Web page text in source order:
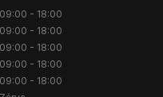
09:00 - 18:00
09:00 - 18:00
09:00 - 18:00
09:00 - 18:00
09:00 - 18:00